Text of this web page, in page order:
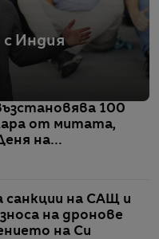
Индия
100
от митата,
на
санкции на САЩ и
на дронове
на Си